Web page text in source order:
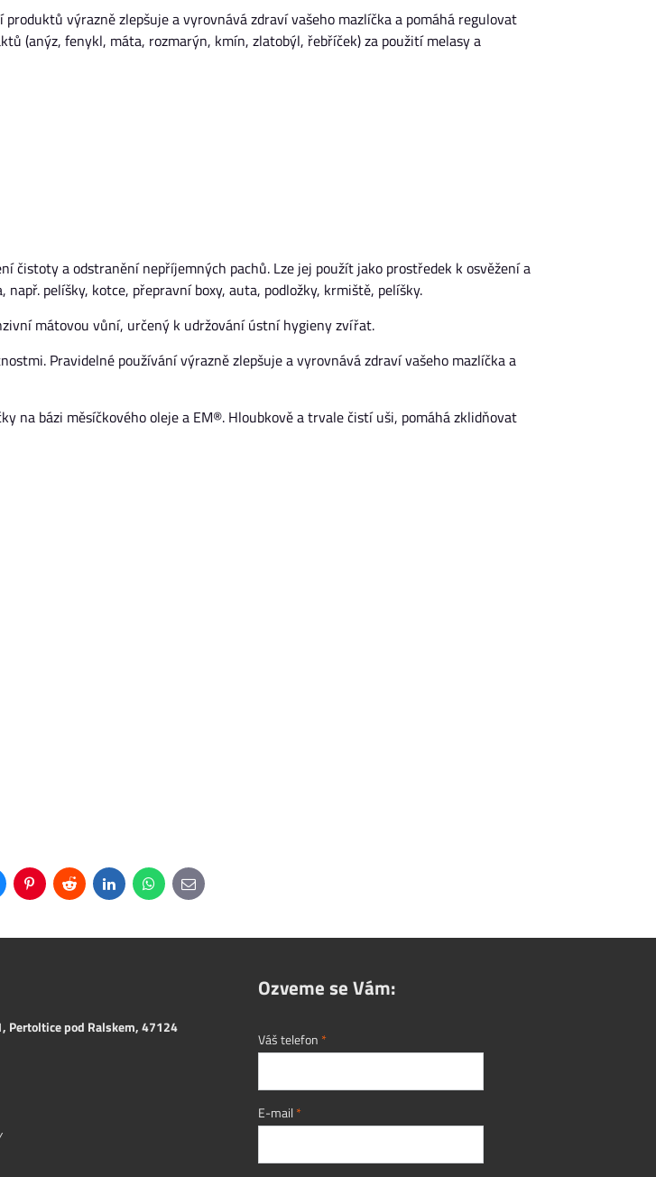
výrazně zlepšuje a vyrovnává zdraví vašeho mazlíčka a pomáhá regulovat
(anýz, fenykl, máta, rozmarýn, kmín, zlatobýl, řebříček) za použití melasy a
čistoty a odstranění nepříjemných pachů. Lze jej použít jako prostředek k osvěžení a
pelíšky, kotce, přepravní boxy, auta, podložky, krmiště, pelíšky.
mátovou vůní, určený k udržování ústní hygieny zvířat.
Pravidelné používání výrazně zlepšuje a vyrovnává zdraví vašeho mazlíčka a
na bázi měsíčkového oleje a EM®. Hloubkově a trvale čistí uši, pomáhá zklidňovat
PinterestRedditLinkedInWhatsApp
E-
mail
Pertoltice pod Ralskem, 47124
Ozveme se Vám:
Váš telefon *
E-mail*